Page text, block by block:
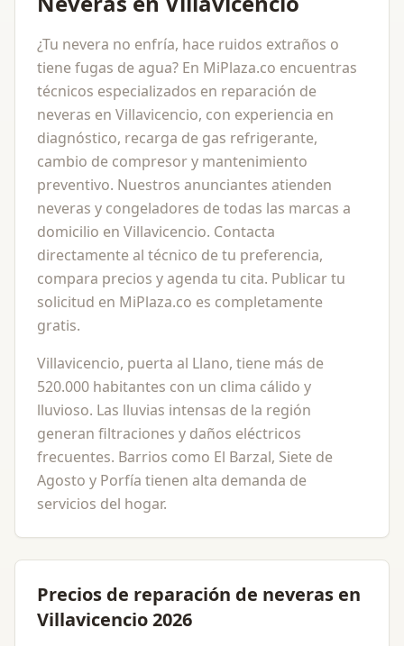
¿Tu nevera no enfría, hace ruidos extraños o
tiene fugas de agua? En MiPlaza.co encuentras
técnicos especializados en reparación de
neveras en Villavicencio, con experiencia en
diagnóstico, recarga de gas refrigerante,
cambio de compresor y mantenimiento
preventivo. Nuestros anunciantes atienden
neveras y congeladores de todas las marcas a
domicilio en Villavicencio. Contacta
directamente al técnico de tu preferencia,
compara precios y agenda tu cita. Publicar tu
solicitud en MiPlaza.co es completamente
gratis.
Villavicencio, puerta al Llano, tiene más de
520.000 habitantes con un clima cálido y
lluvioso. Las lluvias intensas de la región
generan filtraciones y daños eléctricos
frecuentes. Barrios como El Barzal, Siete de
Agosto y Porfía tienen alta demanda de
servicios del hogar.
Precios de reparación de neveras en
Villavicencio 2026